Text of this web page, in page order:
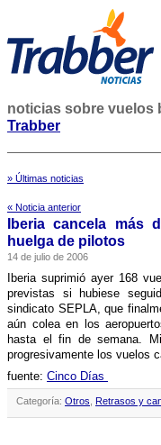
noticias sobre vuelos
Trabber
» Últimas noticias
« Noticia anterior
Iberia cancela
huelga de pilotos
14 de julio de 2006
Iberia suprimióayer 168
previstas si hubiese
sindicato SEPLA, que
aún colea en los
hasta el fin de semana.
progresivamente los vuelos
fuente: Cinco Dí­as
Categoría: Otros Retrasos y